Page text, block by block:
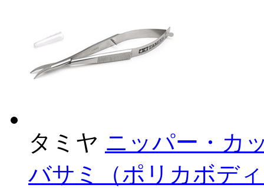
タミヤ ニッパー・カ
バサミ（ポリカボデ